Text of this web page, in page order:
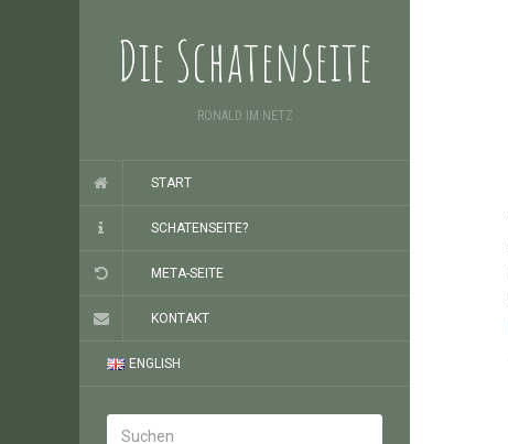
Die Schatenseite
RONALD IM NETZ
START
SCHATENSEITE?
META-SEITE
KONTAKT
ENGLISH